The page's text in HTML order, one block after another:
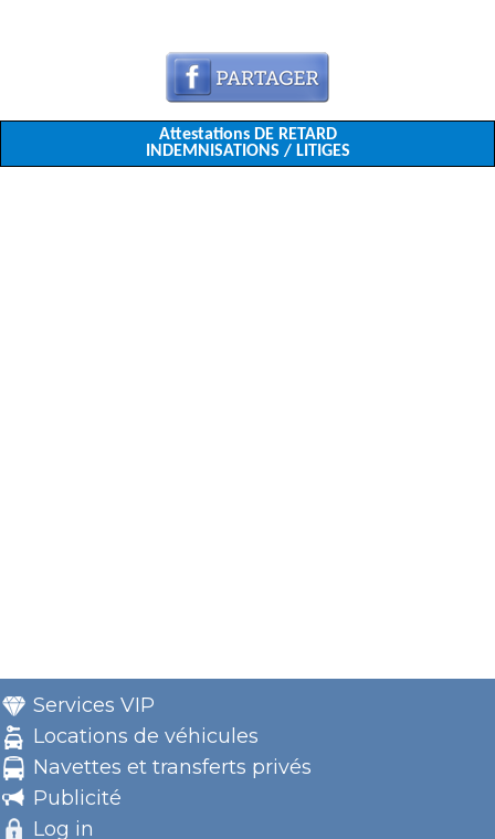
Attestations DE RETARD
INDEMNISATIONS / LITIGES
Services VIP
Locations de véhicules
Navettes et transferts privés
Publicité
Log in